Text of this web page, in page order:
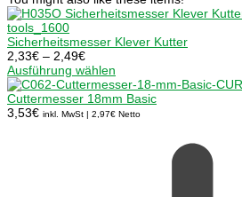
Sicherheitsmesser Klever Kutter
2,33€ – 2,49€Preisspanne:
2,33€
bis
2,49€
Ausführung wählen
Cuttermesser 18mm Basic
3,53€ inkl. MwSt | 2,97€ Netto